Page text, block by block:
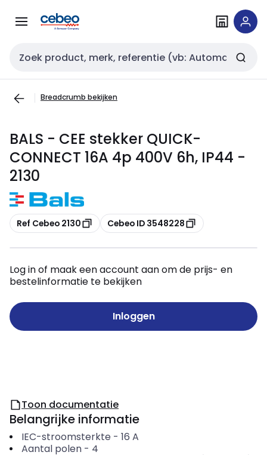
naar
naar
Zoekveld invoer
Breadcrumb bekijken
BALS - CEE stekker QUICK-
CONNECT 16A 4p 400V 6h, IP44 -
2130
Kopiëren
Ref Cebeo 2130 Kopiëren
Cebeo ID 3548228
Log in of maak een account aan om de prijs- en
bestelinformatie te bekijken
Inloggen
Toon documentatie
Belangrijke informatie
IEC-stroomsterkte - 16 A
Aantal polen- 4